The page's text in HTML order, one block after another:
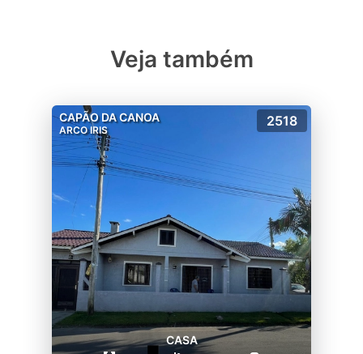
Veja também
CAPÃO DA CANOA
ARCO IRIS
2518
CASA